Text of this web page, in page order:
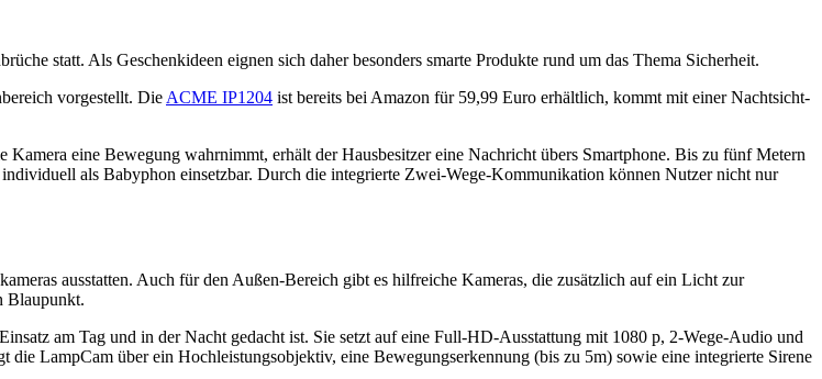
statt. Als Geschenkideen eignen sich daher besonders smarte Produkte rund um das Thema Sicherheit.
vorgestellt. Die ACME IP1204 ist bereits bei Amazon für 59,99 Euro erhältlich, kommt mit einer Nachtsicht-
eine Bewegung wahrnimmt, erhält der Hausbesitzer eine Nachricht übers Smartphone. Bis zu fünf Metern
als Babyphon einsetzbar. Durch die integrierte Zwei-Wege-Kommunikation können Nutzer nicht nur
ausstatten. Auch für den Außen-Bereich gibt es hilfreiche Kameras, die zusätzlich auf ein Licht zur
Blaupunkt.
am Tag und in der Nacht gedacht ist. Sie setzt auf eine Full-HD-Ausstattung mit 1080 p, 2-Wege-Audio und
LampCam über ein Hochleistungsobjektiv, eine Bewegungserkennung (bis zu 5m) sowie eine integrierte Sirene